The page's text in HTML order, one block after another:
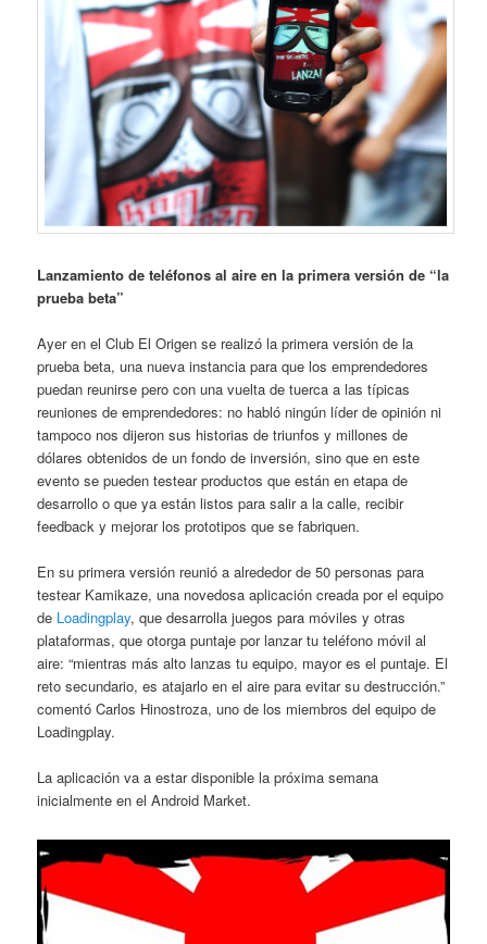
Lanzamiento de teléfonos al aire en la primera versión de “la
prueba beta”
Ayer en el Club El Origen se realizó la primera versión de la
prueba beta, una nueva instancia para que los emprendedores
puedan reunirse pero con una vuelta de tuerca a las típicas
reuniones de emprendedores: no habló ningún líder de opinión ni
tampoco nos dijeron sus historias de triunfos y millones de
dólares obtenidos de un fondo de inversión, sino que en este
evento se pueden testear productos que están en etapa de
desarrollo o que ya están listos para salir a la calle, recibir
feedback y mejorar los prototipos que se fabriquen.
En su primera versión reunió a alrededor de 50 personas para
testear Kamikaze, una novedosa aplicación creada por el equipo
de Loadingplay, que desarrolla juegos para móviles y otras
plataformas, que otorga puntaje por lanzar tu teléfono móvil al
aire: “mientras más alto lanzas tu equipo, mayor es el puntaje. El
reto secundario, es atajarlo en el aire para evitar su destrucción.”
comentó Carlos Hinostroza, uno de los miembros del equipo de
Loadingplay.
La aplicación va a estar disponible la próxima semana
inicialmente en el Android Market.